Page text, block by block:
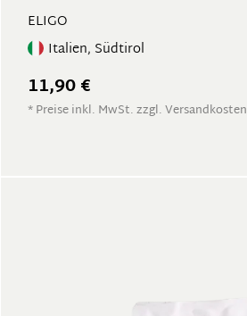
ELIGO
Italien, Südtirol
11,90 €
* Preise inkl. MwSt. zzgl. Versandkosten